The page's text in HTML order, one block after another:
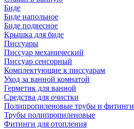
Биде
Биде напольное
Биде подвесное
Крышка для биде
Писсуары
Писсуар механический
Писсуар сенсорный
Комплектующие к писсуарам
Уход за ванной комнатой
Герметик для ванной
Средства для очистки
Полипропиленовые трубы и фитинги
Трубы полипропиленовые
Фитинги для отопления